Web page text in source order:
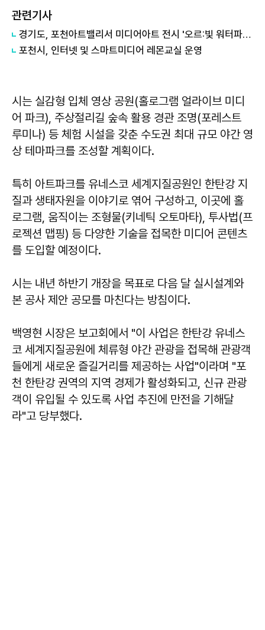
관련기사
경기도, 포천아트밸리서 미디어아트 전시 '오르:빛 워터파고다' 개최
포천시, 인터넷 및 스마트미디어 레몬교실 운영
시는 실감형 입체 영상 공원(홀로그램 얼라이브 미디
어 파크), 주상절리길 숲속 활용 경관 조명(포레스트
루미나) 등 체험 시설을 갖춘 수도권 최대 규모 야간 영
상 테마파크를 조성할 계획이다.
특히 아트파크를 유네스코 세계지질공원인 한탄강 지
질과 생태자원을 이야기로 엮어 구성하고, 이곳에 홀
로그램, 움직이는 조형물(키네틱 오토마타), 투사법(프
로젝션 맵핑) 등 다양한 기술을 접목한 미디어 콘텐츠
를 도입할 예정이다.
시는 내년 하반기 개장을 목표로 다음 달 실시설계와
본 공사 제안 공모를 마친다는 방침이다.
백영현 시장은 보고회에서 "이 사업은 한탄강 유네스
코 세계지질공원에 체류형 야간 관광을 접목해 관광객
들에게 새로운 즐길거리를 제공하는 사업"이라며 "포
천 한탄강 권역의 지역 경제가 활성화되고, 신규 관광
객이 유입될 수 있도록 사업 추진에 만전을 기해달
라"고 당부했다.